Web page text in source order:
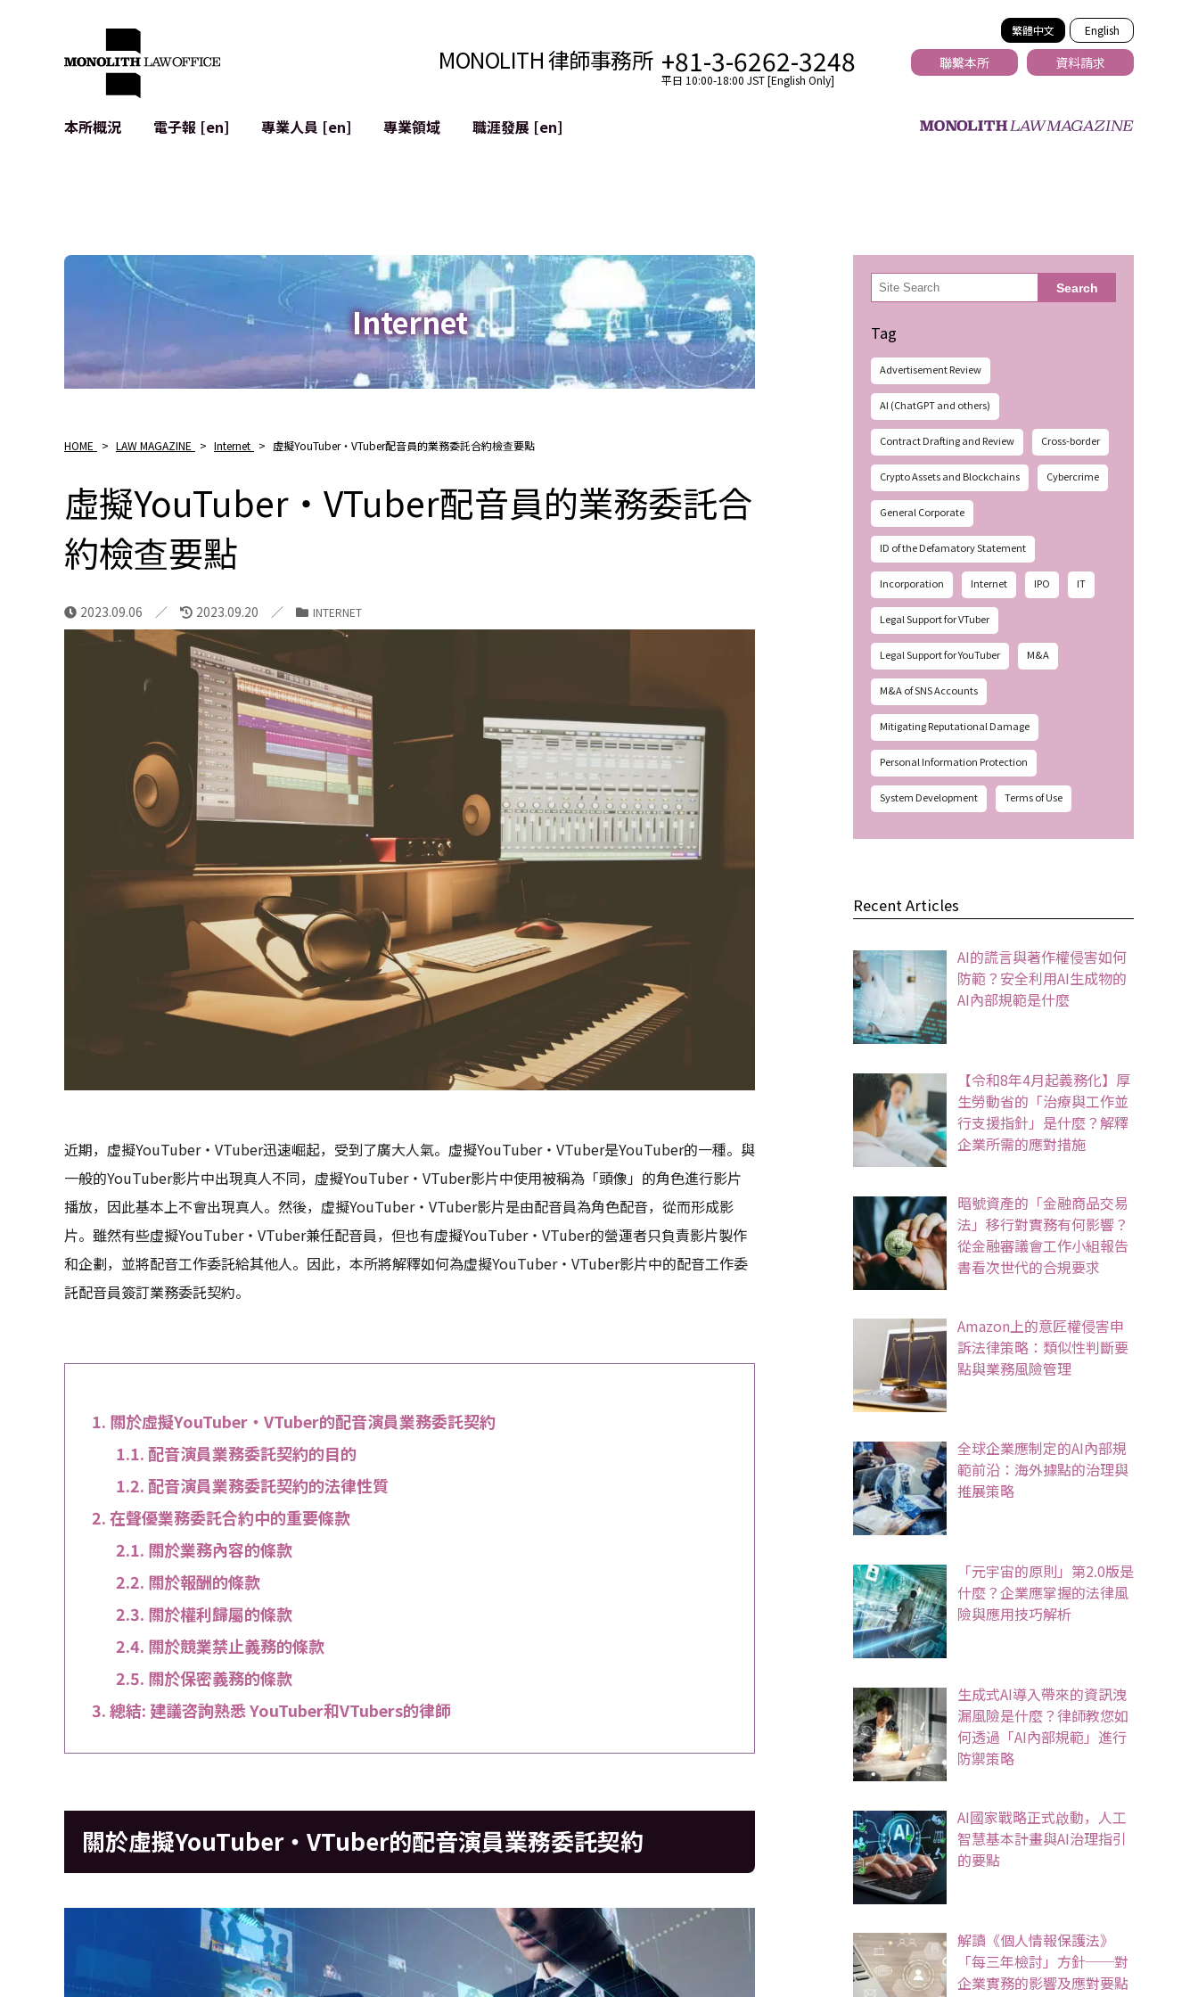
繁體中文 English
MONOLITH 律師事務所 +81-3-6262-3248
平日 10:00-18:00 JST [English Only]
聯繫本所 資料請求
本所概況
電子報 [en] 專業人員 [en]
專業領域
個人資料保護
AI（例如ChatGPT等)
網絡犯罪
緩解聲譽損害
職涯發展 [en]
Internet
HOME > LAW MAGAZINE > Internet > 虛擬YouTuber・VTuber配音員的業務委託合約檢查要點
虛擬YouTuber・VTuber配音員的業務委託合
約檢查要點
2023.09.06 2023.09.20 INTERNET
近期，虛擬YouTuber・VTuber迅速崛起，受到了廣大人氣。虛擬YouTuber・VTuber是YouTuber的一種。與
一般的YouTuber影片中出現真人不同，虛擬YouTuber・VTuber影片中使用被稱為「頭像」的角色進行影片
播放，因此基本上不會出現真人。然後，虛擬YouTuber・VTuber影片是由配音員為角色配音，從而形成影
片。雖然有些虛擬YouTuber・VTuber兼任配音員，但也有虛擬YouTuber・VTuber的營運者只負責影片製作
和企劃，並將配音工作委託給其他人。因此，本所將解釋如何為虛擬YouTuber・VTuber影片中的配音工作委
託配音員簽訂業務委託契約。
關於虛擬YouTuber・VTuber的配音演員業務委託契約
配音演員業務委託契約的目的
配音演員業務委託契約的法律性質
在聲優業務委託合約中的重要條款
關於業務內容的條款
關於報酬的條款
關於權利歸屬的條款
關於競業禁止義務的條款
關於保密義務的條款
總結: 建議咨詢熟悉 YouTuber和VTubers的律師
關於虛擬YouTuber・VTuber的配音演員業務委託契約
検
索 Search
Tag
Advertisement Review
AI (ChatGPT and others)
Contract Drafting and Review Cross-border
Crypto Assets and Blockchains Cybercrime
General Corporate
ID of the Defamatory Statement
Incorporation Internet IPO IT
Legal Support for VTuber
Legal Support for YouTuber M&A
M&A of SNS Accounts
Mitigating Reputational Damage
Personal Information Protection
System Development Terms of Use
Recent Articles
AI的謊言與著作權侵害如何
防範？安全利用AI生成物的
AI內部規範是什麼
【令和8年4月起義務化】厚
生勞動省的「治療與工作並
行支援指針」是什麼？解釋
企業所需的應對措施
暗號資產的「金融商品交易
法」移行對實務有何影響？
從金融審議會工作小組報告
書看次世代的合規要求
Amazon上的意匠權侵害申
訴法律策略：類似性判斷要
點與業務風險管理
全球企業應制定的AI內部規
範前沿：海外據點的治理與
推展策略
「元宇宙的原則」第2.0版是
什麼？企業應掌握的法律風
險與應用技巧解析
生成式AI導入帶來的資訊洩
漏風險是什麼？律師教您如
何透過「AI內部規範」進行
防禦策略
AI國家戰略正式啟動，人工
智慧基本計畫與AI治理指引
的要點
解讀《個人情報保護法》
「每三年檢討」方針──對
企業實務的影響及應對要點